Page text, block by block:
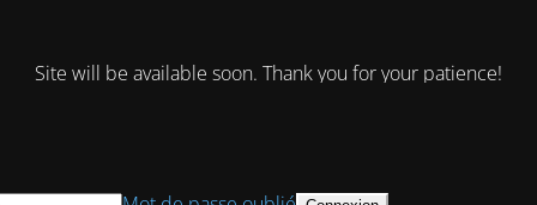
Site will be available soon. Thank you for your patience!